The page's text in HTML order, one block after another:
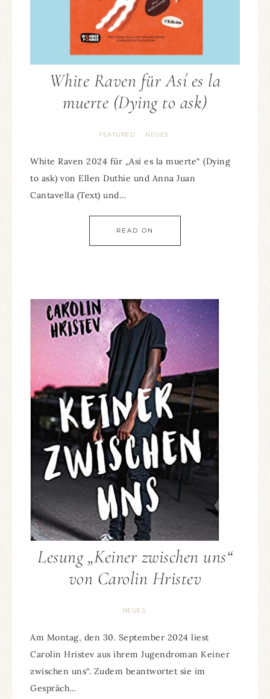
White Raven für Así es la
muerte (Dying to ask)
FEATURED NEUES
White Raven 2024 für „Así es la muerte“ (Dying
to ask) von Ellen Duthie und Anna Juan
Cantavella (Text) und…
READ ON
Lesung „Keiner zwischen uns“
von Carolin Hristev
NEUES
Am Montag, den 30. September 2024 liest
Carolin Hristev aus ihrem Jugendroman Keiner
zwischen uns“. Zudem beantwortet sie im
Gespräch…